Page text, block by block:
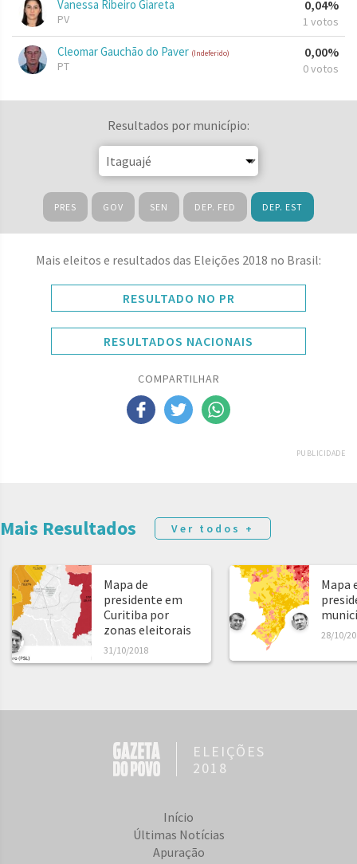
Vanessa Ribeiro Giareta
PV
0,04%
1 votos
Cleomar Gauchão do Paver (Indeferido)
PT
0,00%
0 votos
Resultados por município:
PRES GOV SEN DEP. FED DEP. EST
Mais eleitos e resultados das Eleições 2018 no Brasil:
RESULTADO NO PR
RESULTADOS NACIONAIS
COMPARTILHAR
PUBLICIDADE
Mais Resultados Ver todos +
Mapa de
presidente em
Curitiba por
zonas eleitorais
31/10/2018
Mapa
28/10/
ELEIÇÕES
2018
Início
Últimas Notícias
Apuração